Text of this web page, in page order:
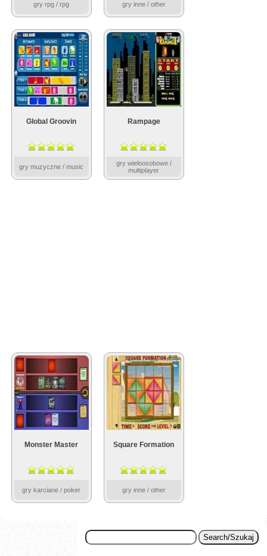
gry rpg / rpg gry inne / other
Global Groovin
gry muzyczne / music
Rampage
gry wieloosobowe /
multiplayer
Monster Master
gry karciane / poker
Square Formation
gry inne / other